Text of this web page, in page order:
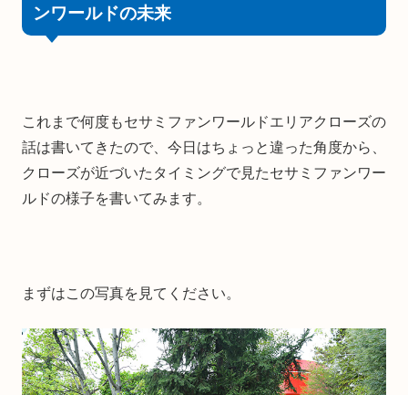
ンワールドの未来
これまで何度もセサミファンワールドエリアクローズの
話は書いてきたので、今日はちょっと違った角度から、
クローズが近づいたタイミングで見たセサミファンワー
ルドの様子を書いてみます。
まずはこの写真を見てください。